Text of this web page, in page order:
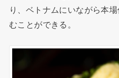
り、ベトナムにいながら本
むことができる。